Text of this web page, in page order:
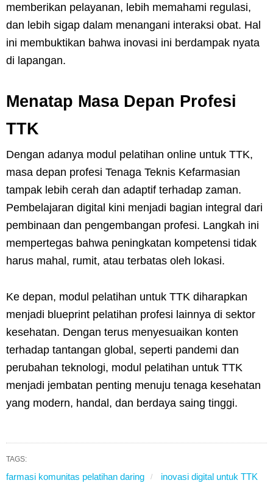
memberikan pelayanan, lebih memahami regulasi,
dan lebih sigap dalam menangani interaksi obat. Hal
ini membuktikan bahwa inovasi ini berdampak nyata
di lapangan.
Menatap Masa Depan Profesi
TTK
Dengan adanya modul pelatihan online untuk TTK,
masa depan profesi Tenaga Teknis Kefarmasian
tampak lebih cerah dan adaptif terhadap zaman.
Pembelajaran digital kini menjadi bagian integral dari
pembinaan dan pengembangan profesi. Langkah ini
mempertegas bahwa peningkatan kompetensi tidak
harus mahal, rumit, atau terbatas oleh lokasi.
Ke depan, modul pelatihan untuk TTK diharapkan
menjadi blueprint pelatihan profesi lainnya di sektor
kesehatan. Dengan terus menyesuaikan konten
terhadap tantangan global, seperti pandemi dan
perubahan teknologi, modul pelatihan untuk TTK
menjadi jembatan penting menuju tenaga kesehatan
yang modern, handal, dan berdaya saing tinggi.
TAGS:
farmasi komunitas pelatihan daring
inovasi digital untuk TTK